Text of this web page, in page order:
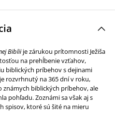
Bibliije zárukou prítomnosti Ježiša
na prehĺbenie vzťahov,
biblických príbehov s dejinami
je rozvrhnutý na 365 dní v roku,
známych biblických príbehov, ale
pohľadu. Zoznámi sa však aj s
spisov, ktoré sú šité na mieru